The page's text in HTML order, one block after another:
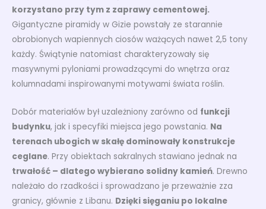
korzystano przy tym z zaprawy cementowej.
Gigantyczne piramidy w Gizie powstały ze starannie
obrobionych wapiennych ciosów ważących nawet 2,5 tony
każdy. Świątynie natomiast charakteryzowały się
masywnymi pyloniami prowadzącymi do wnętrza oraz
kolumnadami inspirowanymi motywami świata roślin.
Dobór materiałów był uzależniony zarówno od funkcji
budynku, jak i specyfiki miejsca jego powstania. Na
terenach ubogich w skałę dominowały konstrukcje
ceglane. Przy obiektach sakralnych stawiano jednak na
trwałość – dlatego wybierano solidny kamień. Drewno
należało do rzadkości i sprowadzano je przeważnie zza
granicy, głównie z Libanu. Dzięki sięganiu po lokalne